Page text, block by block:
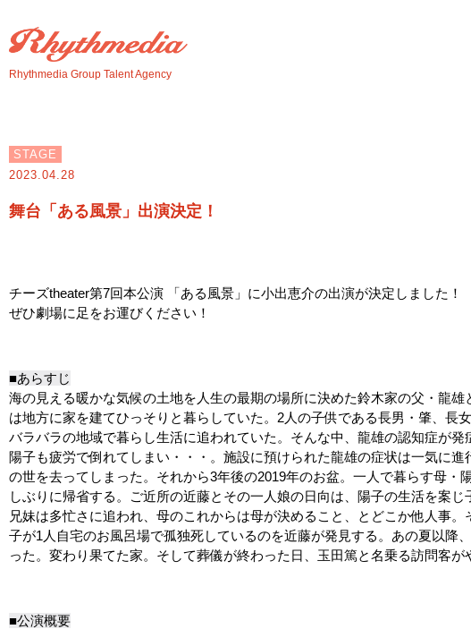
Rhythmedia Group Talent Agency
STAGE
2023.04.28
舞台「ある風景」出演決定！
チーズtheater第7回本公演 「ある風景」に小出恵介の出演が決定しました！
ぜひ劇場に足をお運びください！
■あらすじ
海の見える暖かな気候の土地を人生の最期の場所に決めた鈴木家の父・龍
は地方に家を建てひっそりと暮らしていた。2人の子供である⻑男・肇、⻑
バラバラの地域で暮らし生活に追われていた。そんな中、龍雄の認知症が発
陽子も疲労で倒れてしまい・・・。施設に預けられた龍雄の症状は一気に進
の世を去ってしまった。それから3年後の2019年のお盆。一人で暮らす母・
しぶりに帰省する。ご近所の近藤とその一人娘の日向は、陽子の生活を案じ
兄妹は多忙さに追われ、母のこれからは母が決めること、とどこか他人事
子が1人自宅のお風呂場で孤独死しているのを近藤が発見する。あの夏以降
った。変わり果てた家。そして葬儀が終わった日、玉田篤と名乗る訪問客が
■公演概要